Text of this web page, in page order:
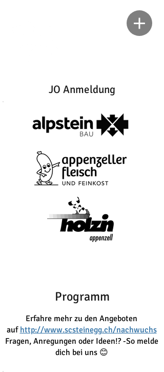
JO Anmeldung
Programm
Erfahre mehr zu den Angeboten
auf http://www.scsteinegg.ch/nachwuchs
Fragen, Anregungen oder Ideen!? -So melde
dich bei uns 😊